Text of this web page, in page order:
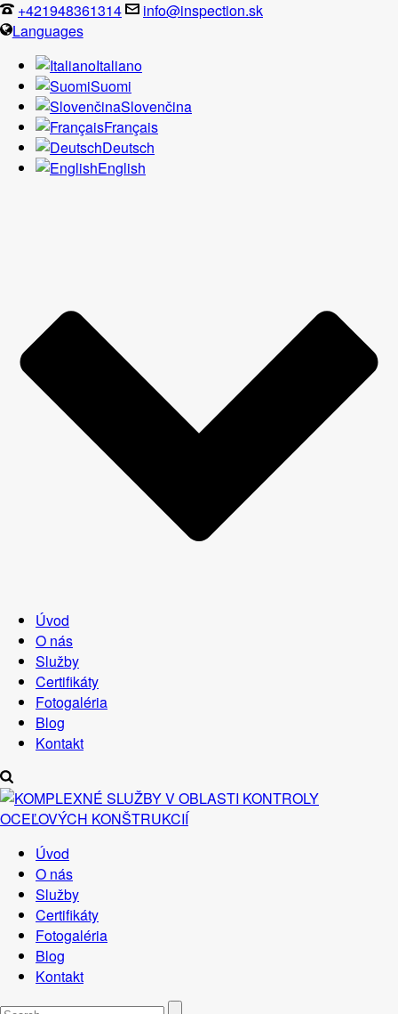
+421948361314
info@inspection.sk
Languages
Italiano
Suomi
Slovenčina
Français
Deutsch
English
Úvod
O nás
Služby
Certifikáty
Fotogaléria
Blog
Kontakt
Úvod
O nás
Služby
Certifikáty
Fotogaléria
Blog
Kontakt